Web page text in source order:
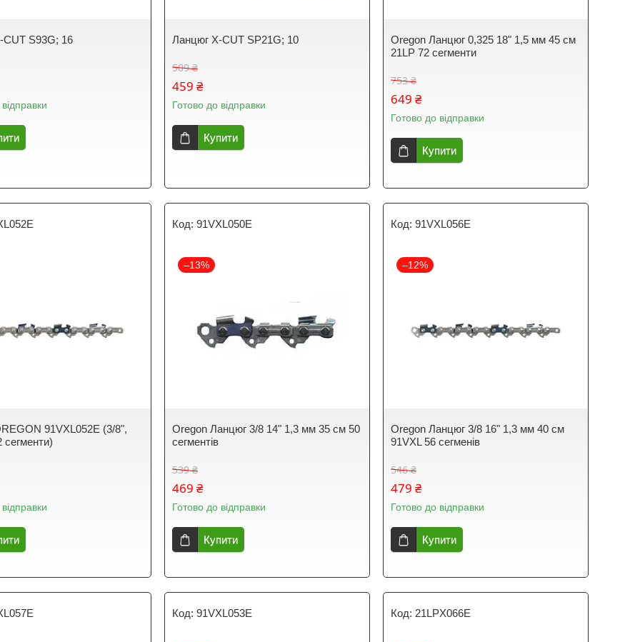
CUT S93G; 16 Ланцюг X-CUT SP21G; 10
509 ₴
459 ₴
Готово до відправки
Купити
Oregon Ланцюг 0,325 18" 1,5 мм 45 см
21LP 72 сегменти
753 ₴
649 ₴
Готово до відправки
Купити
91VXL052E (3/8",
91VXL050E
–13%
Oregon Ланцюг 3/8 14" 1,3 мм 35 см 50
сегментів
539 ₴
469 ₴
Готово до відправки
Купити
91VXL056E
–12%
Oregon Ланцюг 3/8 16" 1,3 мм 40 см
91VXL 56 сегменів
546 ₴
479 ₴
Готово до відправки
Купити
91VXL053E 21LPX066E